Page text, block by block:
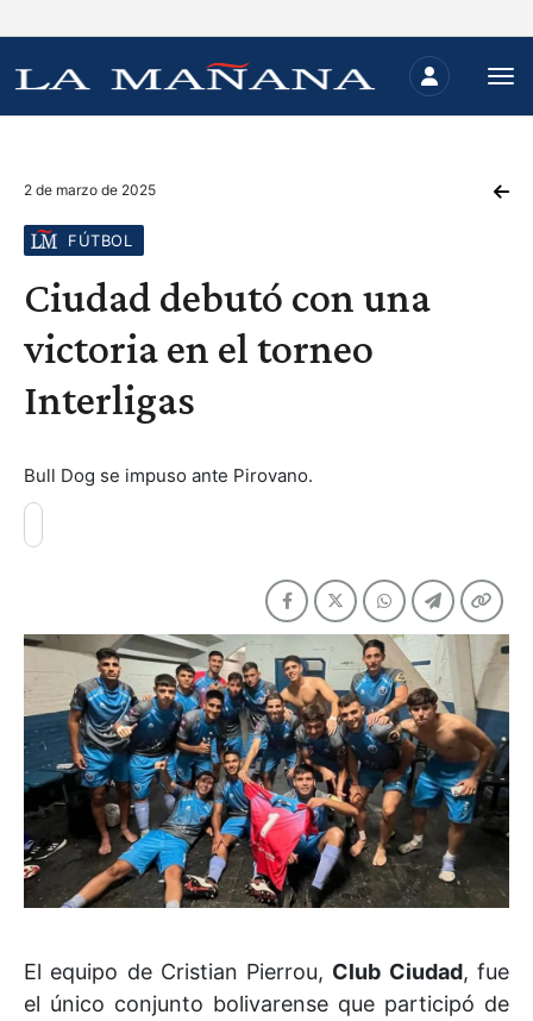
2 de marzo de 2025
FÚTBOL
Ciudad debutó con una
victoria en el torneo
Interligas
Bull Dog se impuso ante Pirovano.
El equipo de Cristian Pierrou, Club Ciudad, fue
el único conjunto bolivarense que participó de